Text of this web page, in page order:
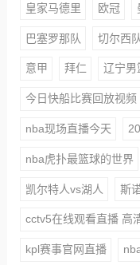
皇家马德里 欧冠
巴塞罗那队 切尔西队
意甲 拜仁 辽宁男
今日快船比赛回放视频
nba现场直播今天
nba虎扑最篮球的世界
凯尔特人vs湖人 斯
cctv5在线观看直播 高
kpl赛事官网直播